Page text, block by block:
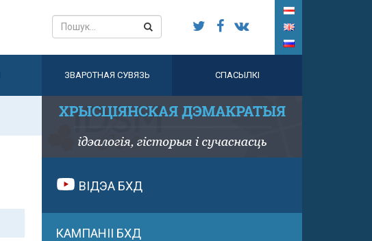
ЗВАРОТНАЯ СУВЯЗЬ СПАСЫЛКІ
ВІДЭА БХД
КАМПАНІІ БХД